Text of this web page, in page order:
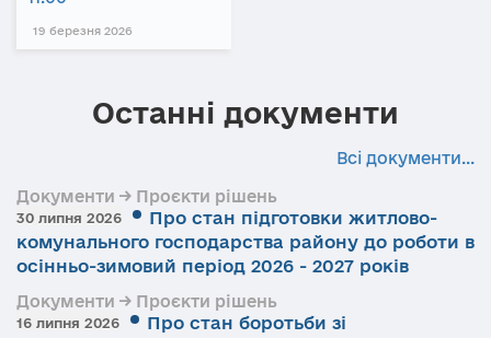
19 березня 2026
Останні документи
Всі документи...
Документи → Проєкти рішень
30 липня 2026
Про стан підготовки житлово-
комунального господарства району до роботи в
осінньо-зимовий період 2026 - 2027 років
Документи → Проєкти рішень
16 липня 2026
Про стан боротьби зі